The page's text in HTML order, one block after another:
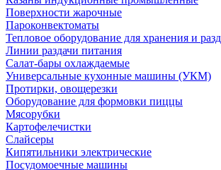
Поверхности жарочные
Пароконвектоматы
Тепловое оборудование для хранения и
Линии раздачи питания
Салат-бары охлаждаемые
Универсальные кухонные машины (УКМ)
Протирки, овощерезки
Оборудование для формовки пиццы
Мясорубки
Картофелечистки
Слайсеры
Кипятильники электрические
Посудомоечные машины